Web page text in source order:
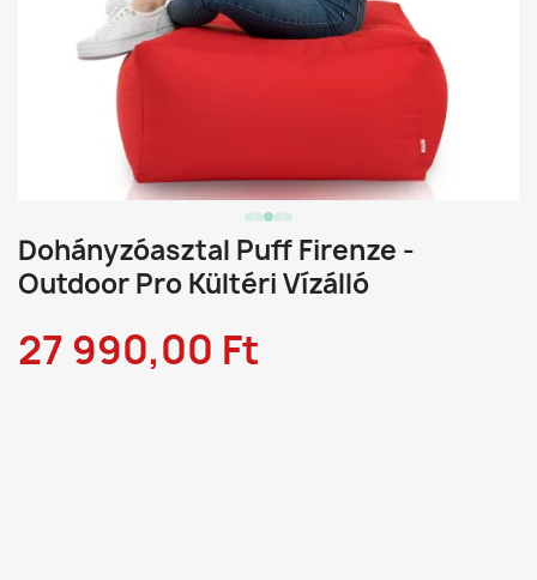
Dohányzóasztal Puff Firenze -
Outdoor Pro Kültéri Vízálló
27 990,00 Ft